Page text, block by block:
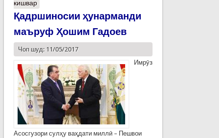
кишвар
Қадршиносии ҳунарманди
маъруф Ҳошим Гадоев
Чоп шуд: 11/05/2017
Имрӯз
Асосгузори сулҳу ваҳдати миллӣ – Пешвои